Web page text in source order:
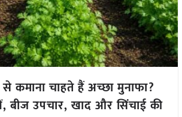
कमाना चाहते हैं अच्छा मुनाफा?
बीज उपचार, खाद और सिंचाई की